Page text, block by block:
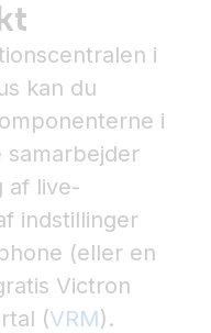
i
kan du
i
samarbejder
af live-
indstillinger
(eller en
Victron
(VRM).